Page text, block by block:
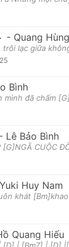
Hi) - Quang
lạc giữa
Bình
mình đã chấm
- Lê Bảo Bình
[G]NGÃ CUỘC
Yuki Huy Nam
khát
Quang Hiếu